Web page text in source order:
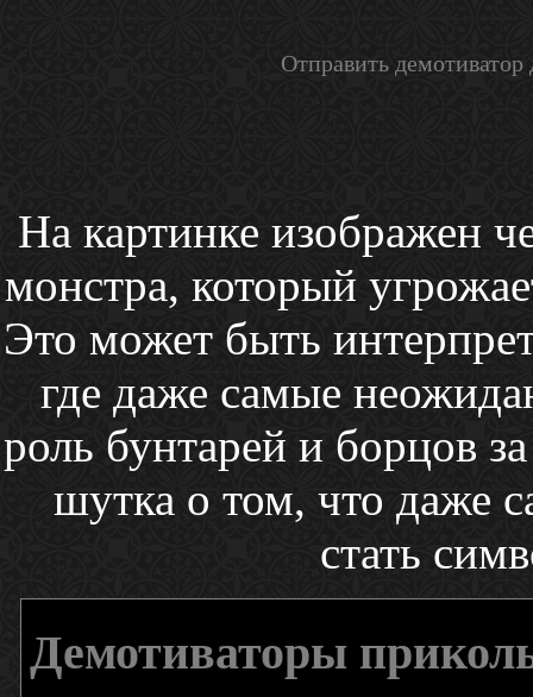
Отправить
На картинке изображен
монстра, который
Это может быть
где даже самые
роль бунтарей и борцов
шутка о том, что даже
стать
Демотиваторы